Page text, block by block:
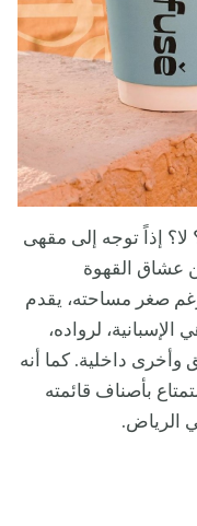
إذاً توجه إلى مقهى
عشاق القهوة
صغر مساحته، يقدم
لرواده،
داخلية. كما أنه
بأصناف قائمته
الرياض.